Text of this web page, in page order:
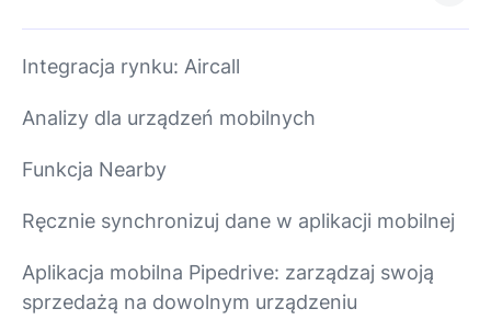
Integracja rynku: Aircall
Analizy dla urządzeń mobilnych
Funkcja Nearby
Ręcznie synchronizuj dane w aplikacji mobilnej
Aplikacja mobilna Pipedrive: zarządzaj swoją
sprzedażą na dowolnym urządzeniu